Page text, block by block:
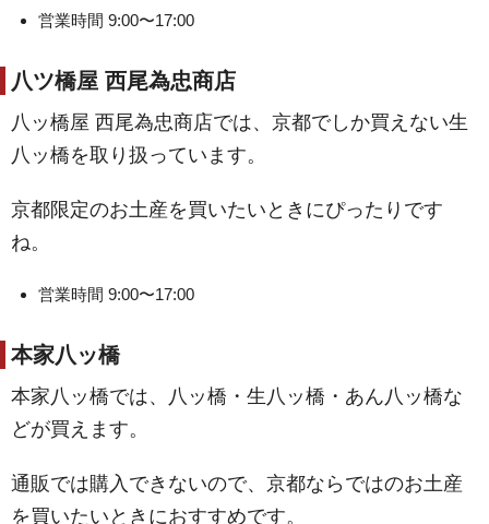
営業時間 9:00〜17:00
八ツ橋屋 西尾為忠商店
八ッ橋屋 西尾為忠商店では、京都でしか買えない生
八ッ橋を取り扱っています。
京都限定のお土産を買いたいときにぴったりです
ね。
営業時間 9:00〜17:00
本家八ッ橋
本家八ッ橋では、八ッ橋・生八ッ橋・あん八ッ橋な
どが買えます。
通販では購入できないので、京都ならではのお土産
を買いたいときにおすすめです。